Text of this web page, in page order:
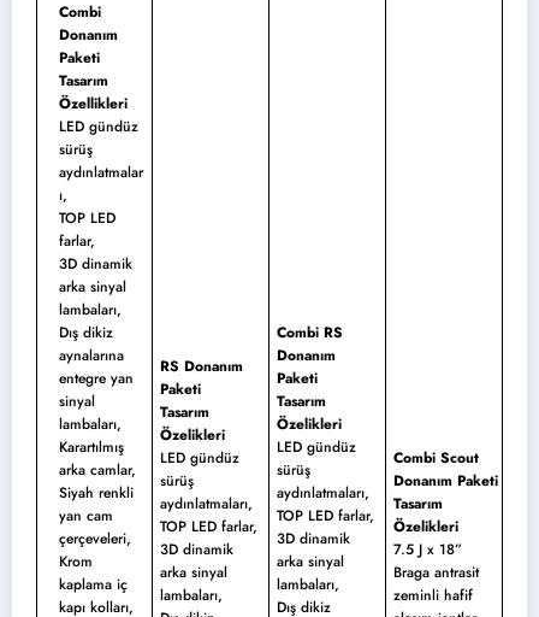
Combi
Donanım
Paketi
Tasarım
Özellikleri
LED gündüz
sürüş
aydınlatmalar
ı,
TOP LED
farlar,
3D dinamik
arka sinyal
lambaları,
Dış dikiz
aynalarına
entegre yan
sinyal
lambaları,
Karartılmış
arka camlar,
Siyah renkli
yan cam
çerçeveleri,
Krom
kaplama iç
kapı kolları,
RS Donanım
Paketi
Tasarım
Özelikleri
LED gündüz
sürüş
aydınlatmaları,
TOP LED farlar,
3D dinamik
arka sinyal
lambaları,
Combi RS
Donanım
Paketi
Tasarım
Özelikleri
LED gündüz
sürüş
aydınlatmaları,
TOP LED farlar,
3D dinamik
arka sinyal
lambaları,
Dış dikiz
Combi Scout
Donanım Paketi
Tasarım
Özelikleri
7.5 J x 18”
Braga antrasit
zeminli hafif